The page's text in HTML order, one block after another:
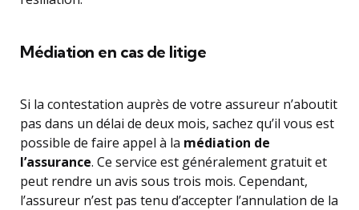
Médiation en cas de litige
Si la contestation auprès de votre assureur n’aboutit
pas dans un délai de deux mois, sachez qu’il vous est
possible de faire appel à la médiation de
l’assurance. Ce service est généralement gratuit et
peut rendre un avis sous trois mois. Cependant,
l’assureur n’est pas tenu d’accepter l’annulation de la